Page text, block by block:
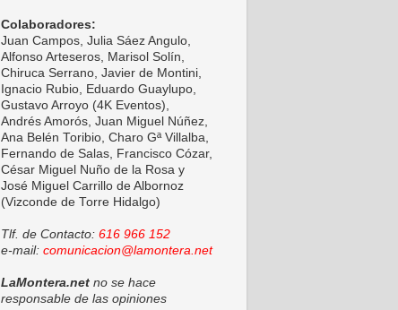
Colaboradores:
Juan Campos, Julia Sáez Angulo,
Alfonso Arteseros, Marisol Solín,
Chiruca Serrano, Javier de Montini,
Ignacio Rubio, Eduardo Guaylupo,
Gustavo Arroyo (4K Eventos),
Andrés Amorós, Juan Miguel Núñez,
Ana Belén Toribio, Charo Gª Villalba,
Fernando de Salas, Francisco Cózar,
César Miguel Nuño de la Rosa y
José Miguel Carrillo de Albornoz
(Vizconde de Torre Hidalgo)
Tlf. de Contacto: 616 966 152
e-mail: comunicacion@lamontera.net
LaMontera.net no se hace
responsable de las opiniones